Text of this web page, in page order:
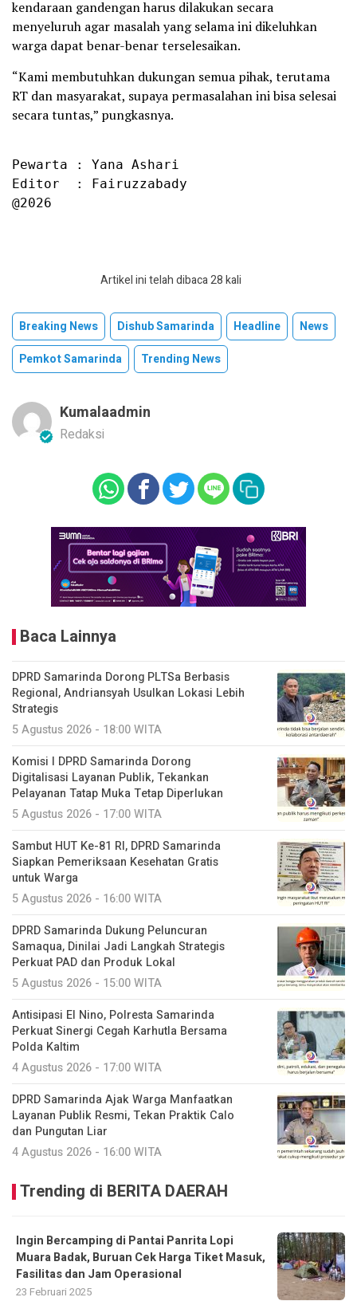
kendaraan gandengan harus dilakukan secara
menyeluruh agar masalah yang selama ini dikeluhkan
warga dapat benar-benar terselesaikan.
“Kami membutuhkan dukungan semua pihak, terutama
RT dan masyarakat, supaya permasalahan ini bisa selesai
secara tuntas,” pungkasnya.
Pewarta : Yana Ashari
Editor  : Fairuzzabady
@2026
Artikel ini telah dibaca 28 kali
Breaking News Dishub Samarinda Headline
News
Pemkot Samarinda
Trending News
Kumalaadmin
Redaksi
Baca Lainnya
DPRD Samarinda Dorong PLTSa Berbasis
Regional, Andriansyah Usulkan Lokasi Lebih
Strategis
5 Agustus 2026 - 18:00 WITA
Komisi I DPRD Samarinda Dorong
Digitalisasi Layanan Publik, Tekankan
Pelayanan Tatap Muka Tetap Diperlukan
5 Agustus 2026 - 17:00 WITA
Sambut HUT Ke-81 RI, DPRD Samarinda
Siapkan Pemeriksaan Kesehatan Gratis
untuk Warga
5 Agustus 2026 - 16:00 WITA
DPRD Samarinda Dukung Peluncuran
Samaqua, Dinilai Jadi Langkah Strategis
Perkuat PAD dan Produk Lokal
5 Agustus 2026 - 15:00 WITA
Antisipasi El Nino, Polresta Samarinda
Perkuat Sinergi Cegah Karhutla Bersama
Polda Kaltim
4 Agustus 2026 - 17:00 WITA
DPRD Samarinda Ajak Warga Manfaatkan
Layanan Publik Resmi, Tekan Praktik Calo
dan Pungutan Liar
4 Agustus 2026 - 16:00 WITA
Trending di BERITA DAERAH
Ingin Bercamping di Pantai Panrita Lopi
Muara Badak, Buruan Cek Harga Tiket Masuk,
Fasilitas dan Jam Operasional
23 Februari 2025